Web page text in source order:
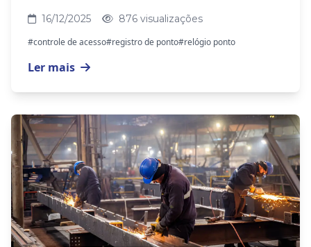
16/12/2025 876 visualizações
#controle de acesso#registro de ponto#relógio ponto
Ler mais